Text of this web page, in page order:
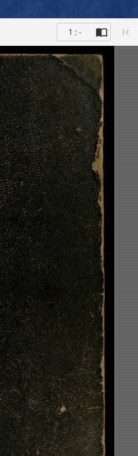
1 : -